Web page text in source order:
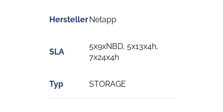
HerstellerNetapp
SLA
5x9xNBD, 5x13x4h,
7x24x4h
Typ STORAGE